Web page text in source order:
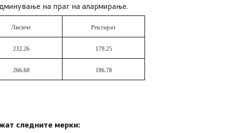
на праг на алармирање.
Лисиче Ректорат
232.26 179.25
266.60 186.70
следните мерки: